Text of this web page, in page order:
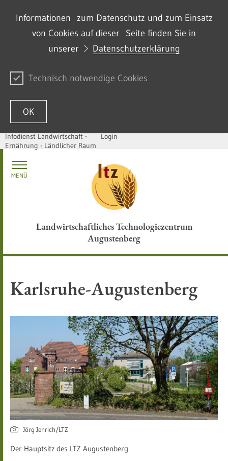
Informationen zum Datenschutz und zum Einsatz
von Cookies auf dieser Seite finden Sie in
unserer
Datenschutzerklärung
Technisch notwendige Cookies
OK
Passer au contenu
Infodienst Landwirtschaft -
Ernährung - Ländlicher Raum
Login
Landwirtschaftliches Technologiezentrum
Augustenberg
MENÜ
Karlsruhe-Augustenberg
Jörg Jenrich/LTZ
Der Hauptsitz des LTZ Augustenberg